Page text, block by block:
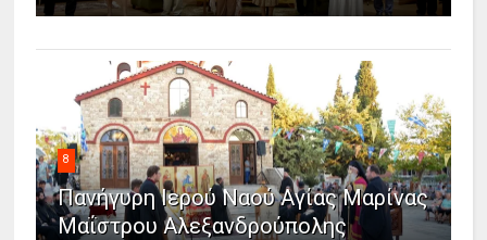
8
Πανήγυρη Ιερού Ναού Αγίας Μαρίνας
Μαΐστρου Αλεξανδρούπολης